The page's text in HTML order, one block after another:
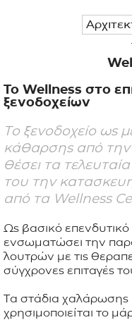
BLOG
To Wellness στο
ξενοδοχείων
Το ξενοδοχείο ως
κάθαρσης από την
θέσει τα
του την
από τα Wellness
Ως βασικό
ενσωματώσει την
λουτρών με τις
σύγχρονες επιταγές
Τα στάδια χαλάρωσης
χρησιμοποιείται το